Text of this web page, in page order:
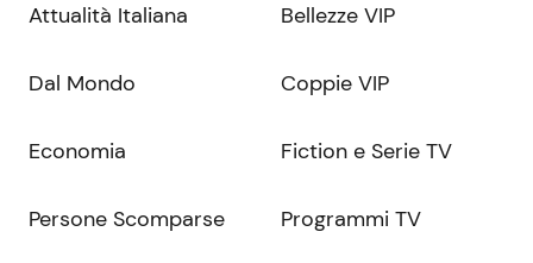
Attualità Italiana
Dal Mondo
Economia
Persone Scomparse
Bellezze VIP
Coppie VIP
Fiction e Serie TV
Programmi TV